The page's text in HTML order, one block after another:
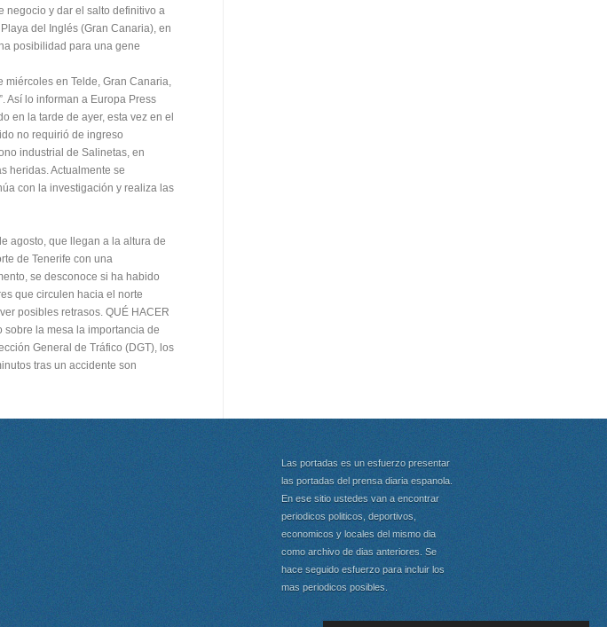
negocio y dar el salto definitivo a
del Inglés (Gran Canaria), en
posibilidad para una gene
en Telde, Gran Canaria,
Así lo informan a Europa Press
en la tarde de ayer, esta vez en el
no requirió de ingreso
industrial de Salinetas, en
heridas. Actualmente se
con la investigación y realiza las
agosto, que llegan a la altura de
de Tenerife con una
se desconoce si ha habido
que circulen hacia el norte
posibles retrasos. QUÉ HACER
sobre la mesa la importancia de
General de Tráfico (DGT), los
tras un accidente son
Las portadas es un esfuerzo presentar
las portadas del prensa diaria espanola.
En ese sitio ustedes van a encontrar
periodicos politicos, deportivos,
economicos y locales del mismo dia
como archivo de dias anteriores. Se
hace seguido esfuerzo para incluir los
mas periodicos posibles.